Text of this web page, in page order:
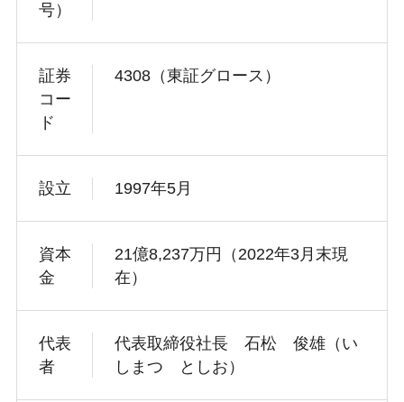
号）
証券
コー
ド
4308（東証グロース）
設立 1997年5月
資本
金
21億8,237万円（2022年3月末現
在）
代表
者
代表取締役社長 石松 俊雄（い
しまつ としお）